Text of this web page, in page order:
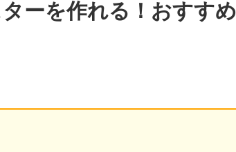
ーを作れる！おすすめ